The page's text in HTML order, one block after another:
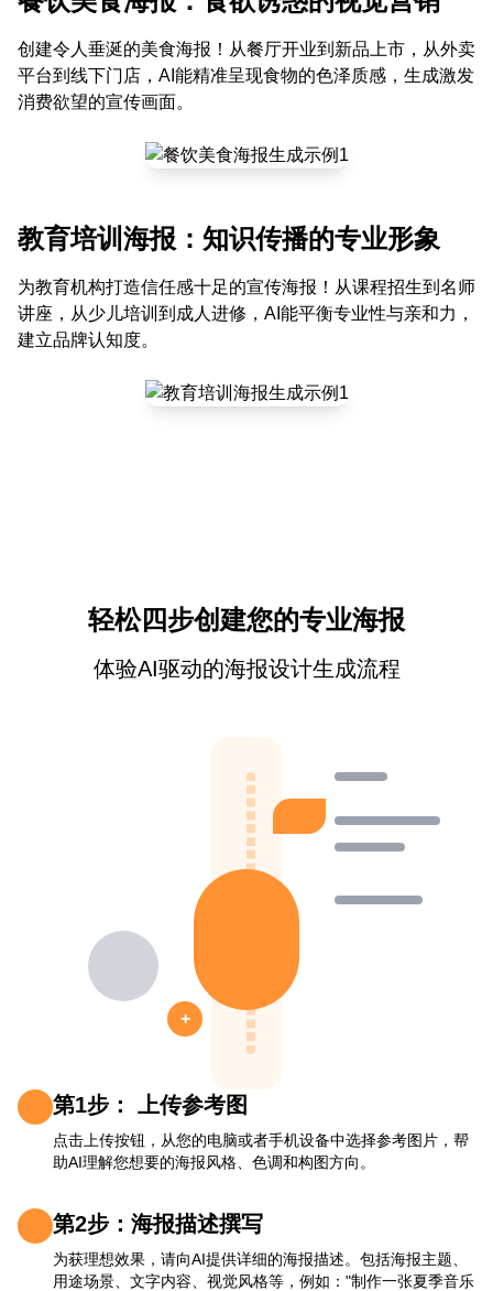
创建令人垂涎的美食海报！从餐厅开业到新品上市，从外卖
平台到线下门店，AI能精准呈现食物的色泽质感，生成激发
消费欲望的宣传画面。
教育培训海报：知识传播的专业形象
为教育机构打造信任感十足的宣传海报！从课程招生到名师
讲座，从少儿培训到成人进修，AI能平衡专业性与亲和力，
建立品牌认知度。
轻松四步创建您的专业海报
体验AI驱动的海报设计生成流程
+
第1步： 上传参考图
点击上传按钮，从您的电脑或者手机设备中选择参考图片，帮
助AI理解您想要的海报风格、色调和构图方向。
第2步：海报描述撰写
为获理想效果，请向AI提供详细的海报描述。包括海报主题、
用途场景、文字内容、视觉风格等，例如："制作一张夏季音乐